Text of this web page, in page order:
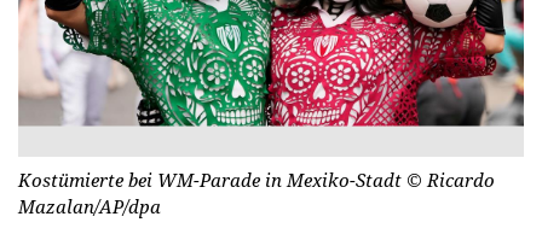
Kostümierte bei WM-Parade in Mexiko-Stadt © Ricardo
Mazalan/AP/dpa